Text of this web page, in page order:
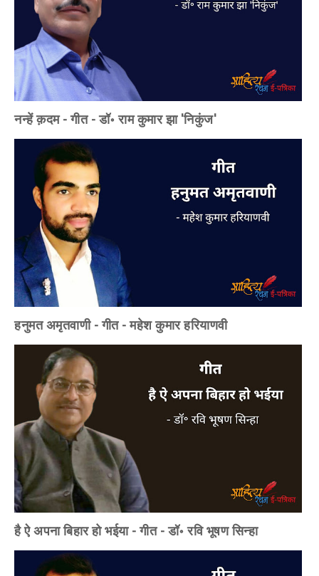
नन्हें क़दम - गीत - डॉ॰ राम कुमार झा 'निकुंज'
हनुमत अमृतवाणी - गीत - महेश कुमार हरियाणवी
है ऐ अपना बिहार हो भईया - गीत - डॉ॰ रवि भूषण सिन्हा